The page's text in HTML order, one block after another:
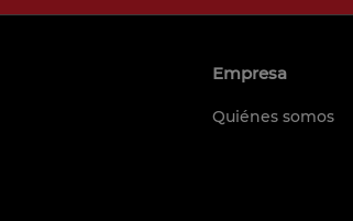
Empresa
Quiénes somos